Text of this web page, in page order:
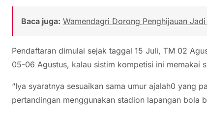
Baca juga: Wamendagri Dorong Penghijauan
Pendaftaran dimulai sejak taggal 15 Juli, TM 02
05-06 Agustus, kalau sistim kompetisi ini memakai
“Iya syaratnya sesuaikan sama umur ajalah0 yang
pertandingan menggunakan stadion lapangan bola